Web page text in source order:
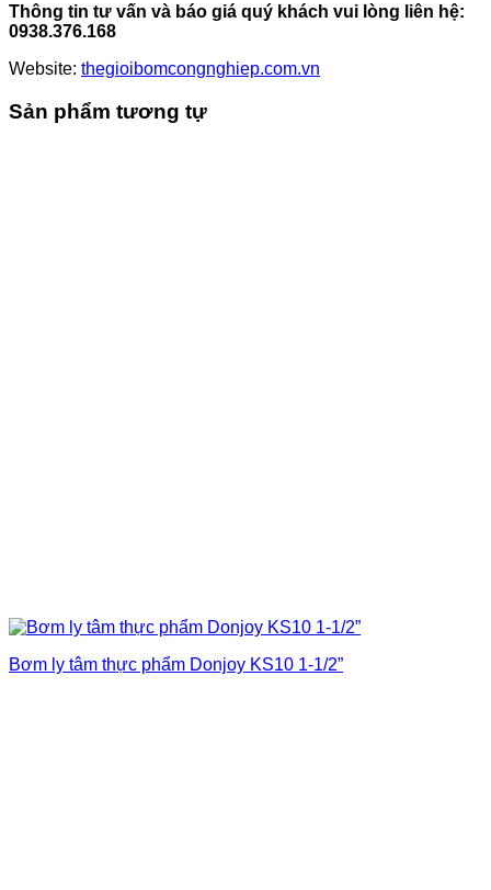
Thông tin tư vấn và báo giá quý khách vui lòng liên hệ:
0938.376.168
Website: thegioibomcongnghiep.com.vn
Sản phẩm tương tự
Bơm ly tâm thực phẩm Donjoy KS10 1-1/2”